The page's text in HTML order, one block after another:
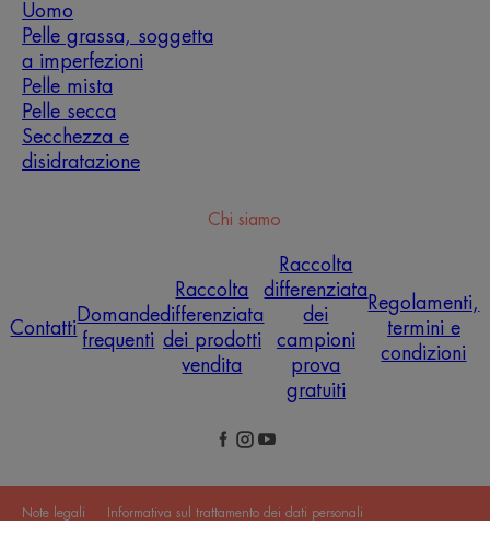
Uomo
Pelle grassa, soggetta
a imperfezioni
Pelle mista
Pelle secca
Secchezza e
disidratazione
Chi siamo
Contatti
Domande
frequenti
Raccolta
differenziata
dei prodotti
vendita
Raccolta
differenziata
dei
campioni
prova
gratuiti
Regolamenti,
termini e
condizioni
Note legali
Informativa sul trattamento dei dati personali